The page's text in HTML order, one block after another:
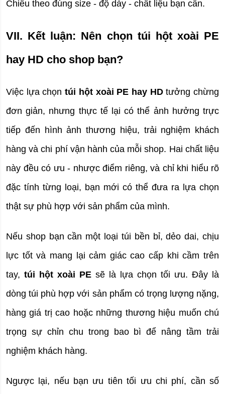
Chiều theo đúng size - độ dày - chất liệu bạn cần.
VII. Kết luận: Nên chọn túi hột xoài PE
hay HD cho shop bạn?
Việc lựa chọn túi hột xoài PE hay HD tưởng chừng
đơn giản, nhưng thực tế lại có thể ảnh hưởng trực
tiếp đến hình ảnh thương hiệu, trải nghiệm khách
hàng và chi phí vận hành của mỗi shop. Hai chất liệu
này đều có ưu - nhược điểm riêng, và chỉ khi hiểu rõ
đặc tính từng loại, bạn mới có thể đưa ra lựa chọn
thật sự phù hợp với sản phẩm của mình.
Nếu shop bạn cần một loại túi bền bỉ, dẻo dai, chịu
lực tốt và mang lại cảm giác cao cấp khi cầm trên
tay, túi hột xoài PE sẽ là lựa chọn tối ưu. Đây là
dòng túi phù hợp với sản phẩm có trọng lượng nặng,
hàng giá trị cao hoặc những thương hiệu muốn chú
trọng sự chỉn chu trong bao bì để nâng tầm trải
nghiệm khách hàng.
Ngược lại, nếu bạn ưu tiên tối ưu chi phí, cần số